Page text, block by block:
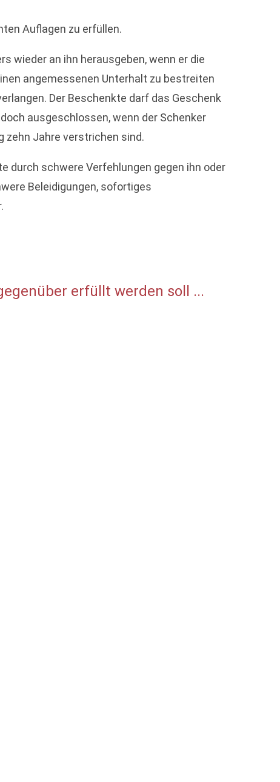
Auflagen zu erfüllen.
wieder an ihn herausgeben, wenn er die
angemessenen Unterhalt zu bestreiten
Der Beschenkte darf das Geschenk
ausgeschlossen, wenn der Schenker
zehn Jahre verstrichen sind.
durch schwere Verfehlungen gegen ihn oder
Beleidigungen, sofortiges
erfüllt werden soll ...